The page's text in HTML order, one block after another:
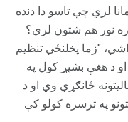
لري چې تاسو دا دنده
نور هم شتون لري؟
"زما پخلنځي تنظیم
د هغې بشپړ کول په
ځانګړي وي او د
په ترسره کولو کې